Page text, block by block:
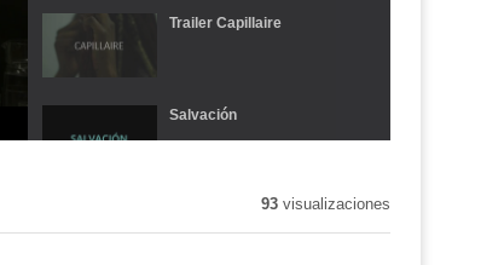
Trailer Capillaire
Salvación
93visualizaciones